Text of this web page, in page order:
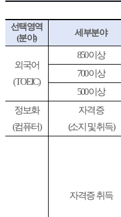
선택영역
(분야)
세부분야
외국어
(TOEIC)
850이상
700이상
500이상
정보화
(컴퓨터)
자격증
(소지 및 취득)
자격증 취득